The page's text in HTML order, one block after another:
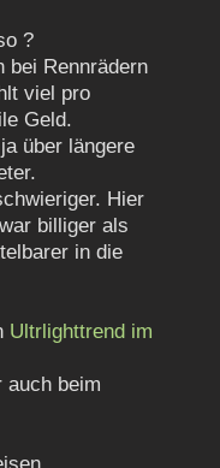
?
bei Rennrädern
viel pro
Geld.
über längere
Hier
billiger als
in die
Ultrlighttrend im
auch beim